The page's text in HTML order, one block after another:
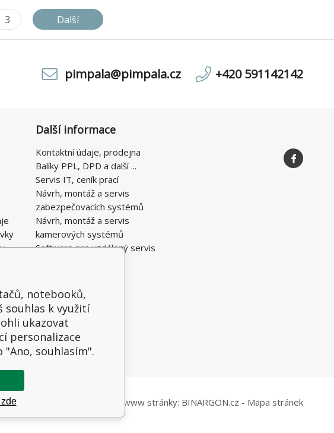
3 Další
pimpala@pimpala.cz +420 591142142
Další informace
Kontaktní údaje, prodejna
Balíky PPL, DPD a další ...
Servis IT, ceník prací
Návrh, montáž a servis
zabezpečovacích systémů
Návrh, montáž a servis
kamerových systémů
Software pro vzdálený servis
www stránky: BINARGON.cz - Mapa stránek
notebooků,
souhlas k využití
ukazovat
personalizace
souhlasím".